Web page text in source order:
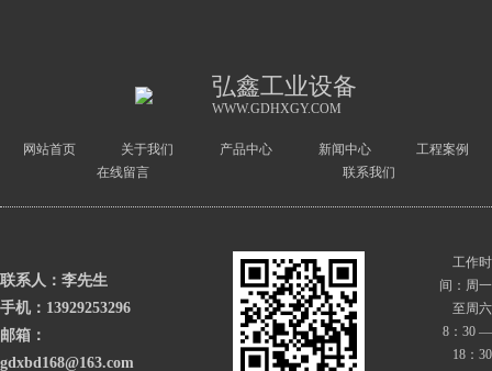
弘鑫工业设备
WWW.GDHXGY.COM
网站首页 关于我们 产品中心 新闻中心
工程案例
在线留言
联系我们
联系人：李先生
手机：13929253296
邮箱：
gdxbd168@163.com
工作时
间：周一
至周六
8：30 —
18：30